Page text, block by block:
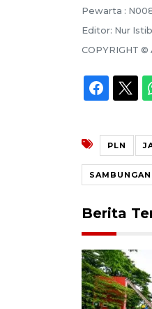
Pewarta :
Editor: Nur
COPYRIGHT ©
PLN
SAMBUNGAN
Berita